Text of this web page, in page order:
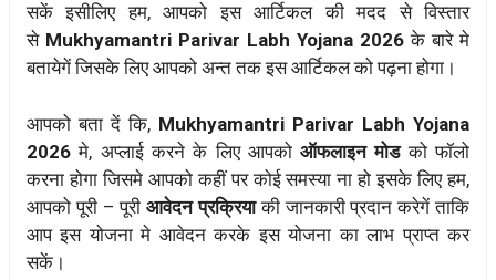
सकें इसीलिए हम, आपको इस आर्टिकल की मदद से विस्तार
से Mukhyamantri Parivar Labh Yojana 2026के बारे मे
बतायेगें जिसके लिए आपको अन्त तक इस आर्टिकल को पढ़ना होगा।
आपको बता दें कि, Mukhyamantri Parivar Labh Yojana
2026मे, अप्लाई करने के लिए आपकोऑफलाइन मोडको फॉलो
करना होगा जिसमे आपको कहीं पर कोई समस्या ना हो इसके लिए हम,
आपको पूरी – पूरी आवेदन प्रक्रियाकी जानकारी प्रदान करेगें ताकि
आप इस योजना मे आवेदन करके इस योजना का लाभ प्राप्त कर
सकें।